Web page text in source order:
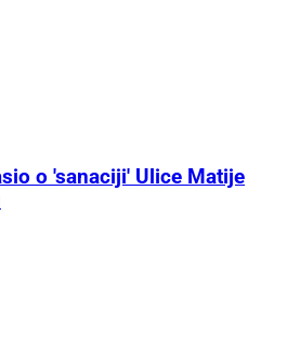
o 'sanaciji' Ulice Matije